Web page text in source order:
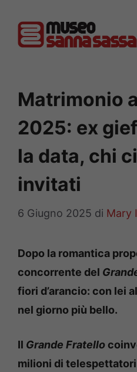
contenuto
Matrimonio
2025: ex
la data, chi
invitati
6 Giugno 2025 di Mary
Dopo la romantica
concorrente del
fiori d’arancio: con lei
nel giorno più bello.
Il Grande Fratello
milioni di telespettatori